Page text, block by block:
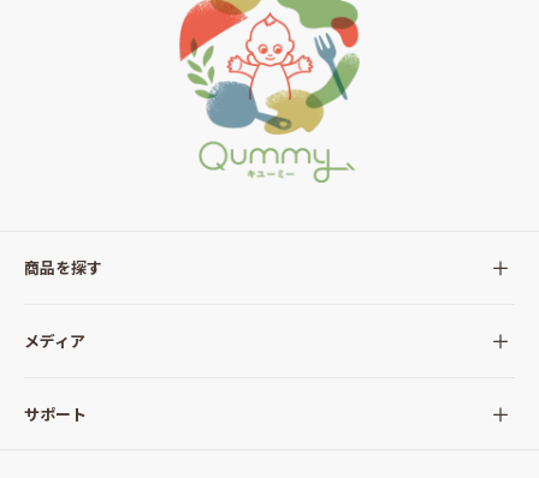
商品を探す
全ての商品
サラダ
メディア
Qummy(キユーミー)について
サポート